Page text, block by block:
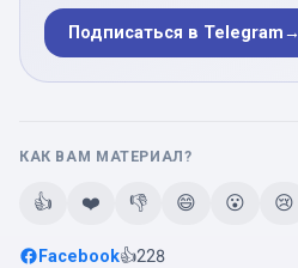
Подписаться в Telegram→
КАК ВАМ МАТЕРИАЛ?
👍 ❤️ 👎 😄 😮 😢
Facebook👍228